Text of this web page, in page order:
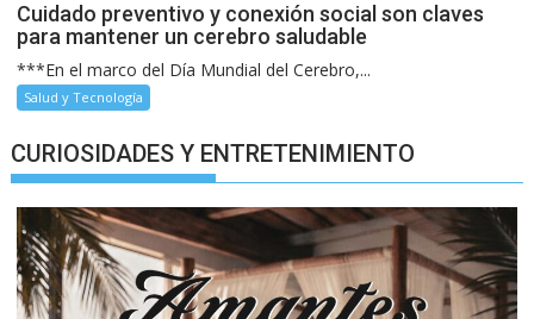
Cuidado preventivo y conexión social son claves
para mantener un cerebro saludable
***En el marco del Día Mundial del Cerebro,...
Salud y Tecnología
CURIOSIDADES Y ENTRETENIMIENTO